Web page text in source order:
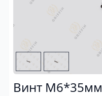
Винт М6*35мм